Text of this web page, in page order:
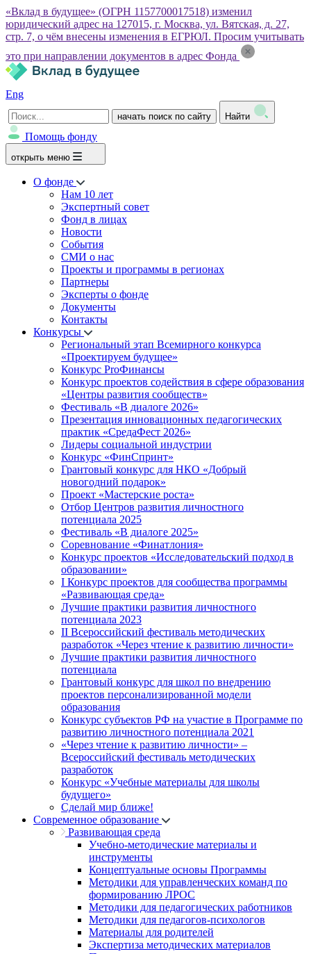
«Вклад в будущее» (ОГРН 1157700017518) изменил
юридический адрес на 127015, г. Москва, ул. Вятская, д. 27,
стр. 7, о чём внесены изменения в ЕГРЮЛ. Просим учитывать
это при направлении документов в адрес Фонда
Eng
начать поиск по сайту Найти
Помощь фонду
открыть меню
О фонде
Нам 10 лет
Экспертный совет
Фонд в лицах
Новости
События
СМИ о нас
Проекты и программы в регионах
Партнеры
Эксперты о фонде
Документы
Контакты
Конкурсы
Региональный этап Всемирного конкурса
«Проектируем будущее»
Конкурс ProФинансы
Конкурс проектов содействия в сфере образования
«Центры развития сообществ»
Фестиваль «В диалоге 2026»
Презентация инновационных педагогических
практик «СредаФест 2026»
Лидеры социальной индустрии
Конкурс «ФинСпринт»
Грантовый конкурс для НКО «Добрый
новогодний подарок»
Проект «Мастерские роста»
Отбор Центров развития личностного
потенциала 2025
Фестиваль «В диалоге 2025»
Соревнование «Финатлония»
Конкурс проектов «Исследовательский подход в
образовании»
I Конкурс проектов для сообщества программы
«Развивающая среда»
Лучшие практики развития личностного
потенциала 2023
II Всероссийский фестиваль методических
разработок «Через чтение к развитию личности»
Лучшие практики развития личностного
потенциала
Грантовый конкурс для школ по внедрению
проектов персонализированной модели
образования
Конкурс субъектов РФ на участие в Программе по
развитию личностного потенциала 2021
«Через чтение к развитию личности» –
Всероссийский фестиваль методических
разработок
Конкурс «Учебные материалы для школы
будущего»
Сделай мир ближе!
Современное образование
Развивающая среда
Учебно-методические материалы и
инструменты
Концептуальные основы Программы
Методики для управленческих команд по
формированию ЛРОС
Методики для педагогических работников
Методики для педагогов-психологов
Материалы для родителей
Экспертиза методических материалов